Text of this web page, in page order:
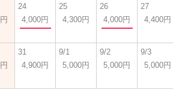
24
4,000円
25
4,300円
26
4,000円
27
4,400円
31
4,900円
9/1
5,000円
9/2
5,000円
9/3
5,000円